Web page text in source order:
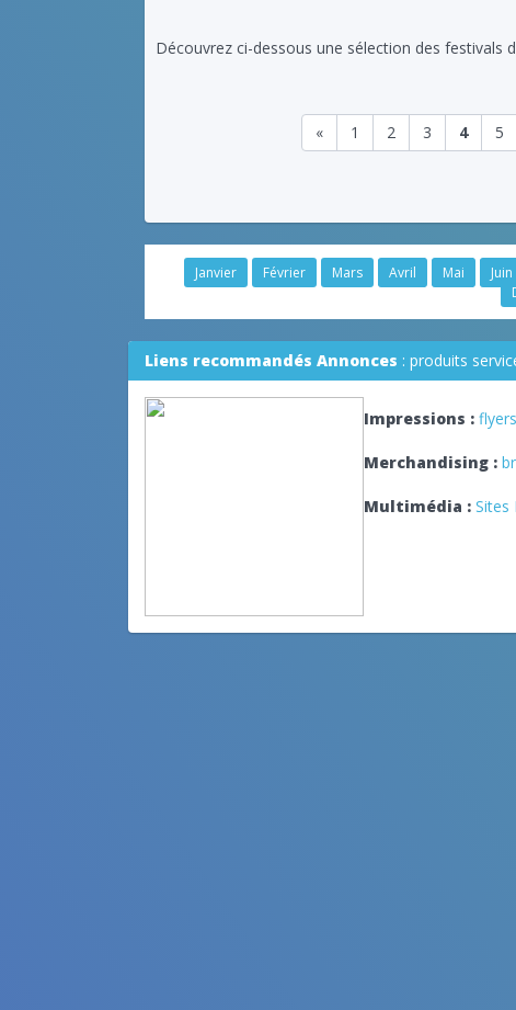
Découvrez ci-dessous une sélection des festivals
« 1 2 3 4 5
Janvier Février Mars Avril Mai Juin
Liens recommandés Annonces : produits
Impressions : flyers
Merchandising :
Multimédia : Sites